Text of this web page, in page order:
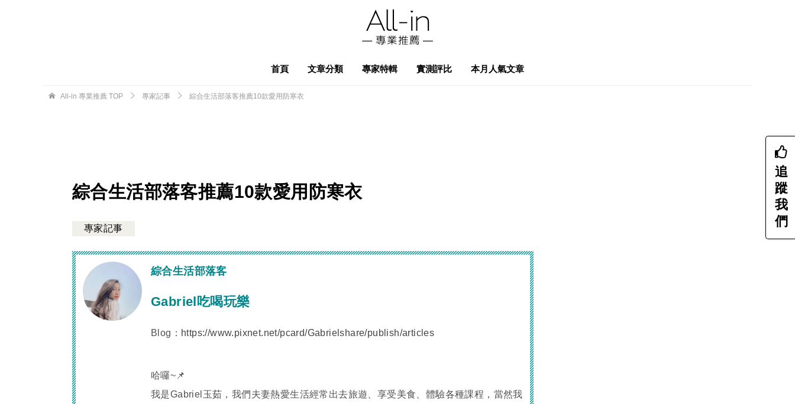
首頁 文章分類 專家特輯 實測評比 本月人氣文章
All-in 專業推薦 TOP 專家記事 綜合生活部落客推薦10款愛用防寒衣
綜合生活部落客推薦10款愛用防寒衣
專家記事
綜合生活部落客
Gabriel吃喝玩樂
Blog： https://www.pixnet.net/pcard/Gabrielshare/publish/articles
哈囉~📌
我是Gabriel玉茹，我們夫妻熱愛生活經常出去旅遊、享受美食、體驗各種課程，當然我
追
蹤
我
們